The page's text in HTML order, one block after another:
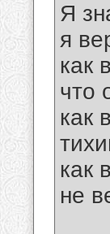
Я
я
как
что
как
как
не